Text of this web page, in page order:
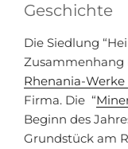
Geschichte
Die Siedlung
Zusammenhang
Rhenania-
Firma. Die “
Beginn des
Grundstück am